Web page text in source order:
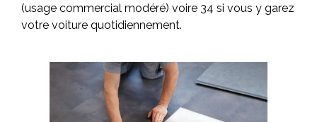
(usage commercial modéré) voire 34 si vous y garez
votre voiture quotidiennement.